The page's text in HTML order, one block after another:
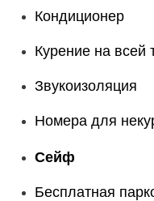
Кондиционер
Курение на всей
Звукоизоляция
Номера для
Сейф
Бесплатная